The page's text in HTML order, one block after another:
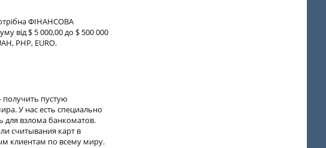
ФІНАНСОВА
від $ 5 000,00 до $ 500 000
PHP, EURO.
получить пустую
У нас есть специально
взлома банкоматов.
считывания карт в
клиентам по всему миру.